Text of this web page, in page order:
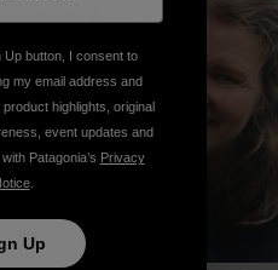
Up button, I consent to
my email address and
highlights, original
event updates and
Patagonia’s Privacy
.
Up